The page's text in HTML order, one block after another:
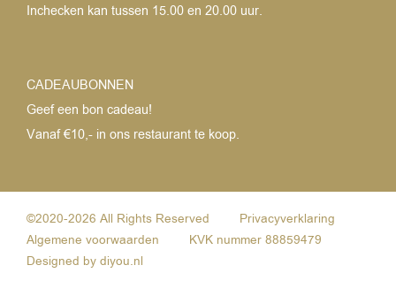
Inchecken kan tussen 15.00 en 20.00 uur.
CADEAUBONNEN
Geef een bon cadeau!
Vanaf €10,- in ons restaurant te koop.
©2020-2026 All Rights Reserved
Privacyverklaring
Algemene voorwaarden
KVK nummer 88859479
Designed bydiyou.nl